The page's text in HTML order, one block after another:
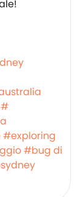
#exploring
#bug di